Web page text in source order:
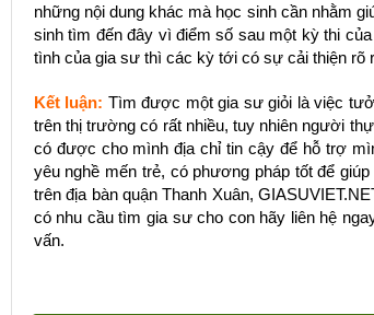
những nội dung khác mà học sinh cần nhằm
sinh tìm đến đây vì điểm số sau một kỳ thi
tình của gia sư thì các kỳ tới có sự cải thiện rõ
Kết luận: Tìm được một gia sư giỏi là việc
trên thị trường có rất nhiều, tuy nhiên người
có được cho mình địa chỉ tin cậy để hỗ trợ
yêu nghề mến trẻ, có phương pháp tốt để
trên địa bàn quận Thanh Xuân,
có nhu cầu tìm gia sư cho con hãy liên hệ
vấn.